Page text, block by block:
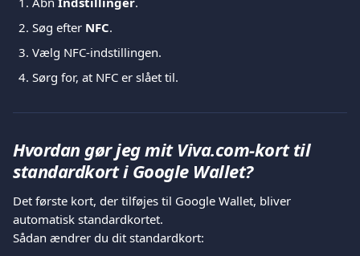
Søg efter NFC.
Vælg NFC-indstillingen.
Sørg for, at NFC er slået til.
Hvordan gør jeg mit Viva.com-kort til
standardkort i Google Wallet?
Det første kort, der tilføjes til Google Wallet, bliver
automatisk standardkortet.
Sådan ændrer du dit standardkort: